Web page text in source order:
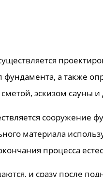
а также
эскизом сауны
сооружение
материала
процесса
и сразу после